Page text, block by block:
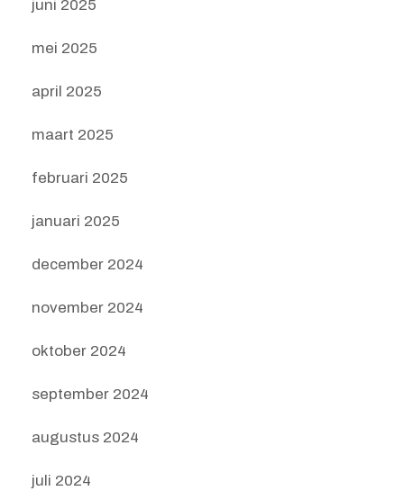
juni 2025
mei 2025
april 2025
maart 2025
februari 2025
januari 2025
december 2024
november 2024
oktober 2024
september 2024
augustus 2024
juli 2024